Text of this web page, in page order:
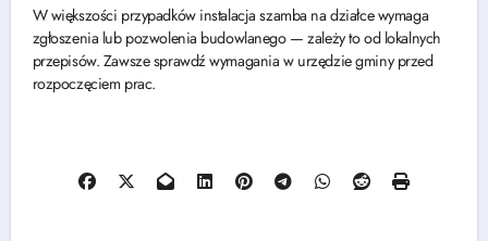
W większości przypadków instalacja szamba na działce wymaga
zgłoszenia lub pozwolenia budowlanego — zależy to od lokalnych
przepisów. Zawsze sprawdź wymagania w urzędzie gminy przed
rozpoczęciem prac.